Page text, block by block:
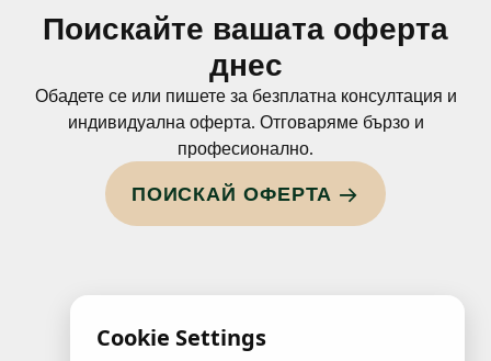
Поискайте вашата оферта
днес
Обадете се или пишете за безплатна консултация и
индивидуална оферта. Отговаряме бързо и
професионално.
ПОИСКАЙ ОФЕРТА →
Cookie Settings